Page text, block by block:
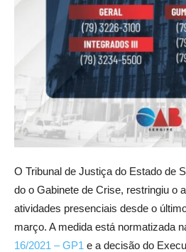
O Tribunal de Justiça do Estado de
do o Gabinete de Crise, restringiu o
atividades presenciais desde o
março. A medida está normatizada
16/2021 – GP1 e a decisão do